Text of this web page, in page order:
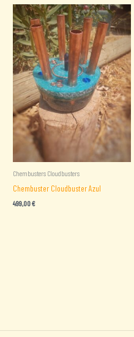
Chembusters Cloudbusters
Chembuster Cloudbuster Azul
499,00€